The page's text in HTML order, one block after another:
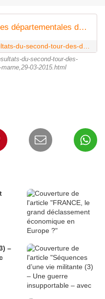
Résultats du second tour des départementales du Val de Marne
du-second-tour-des-
03-2015.html
–